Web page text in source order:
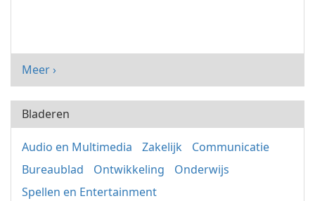
Meer ›
Bladeren
Audio en Multimedia Zakelijk
Communicatie
Bureaublad
Ontwikkeling
Onderwijs
Spellen en Entertainment